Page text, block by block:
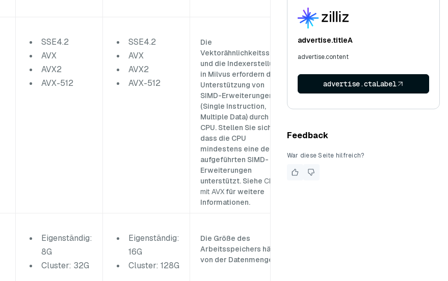
SSE4.2
AVX
AVX2
AVX-512
SSE4.2
AVX
AVX2
AVX-512
Die
Vektorähnlichkeitssuche
und die Indexerstellung
in Milvus erfordern die
Unterstützung von
SIMD-Erweiterungen
(Single Instruction,
Multiple Data) durch die
CPU. Stellen Sie sicher,
dass die CPU
mindestens eine der
aufgeführten SIMD-
Erweiterungen
unterstützt. Siehe CPUs
mit AVX für weitere
Informationen.
Eigenständig:
8G
Cluster: 32G
Eigenständig:
16G
Cluster: 128G
Die Größe des
Arbeitsspeichers hängt
von der Datenmenge ab.
advertise.titleA
advertise.content
advertise.ctaLabel
Feedback
War diese Seite hilfreich?